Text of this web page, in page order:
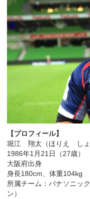
【プロフィール】
堀江 翔太（ほりえ しょ
1986年1月21日（27歳）
大阪府出身
身長180cm、体重104kg
所属チーム：パナソニッ
ン）